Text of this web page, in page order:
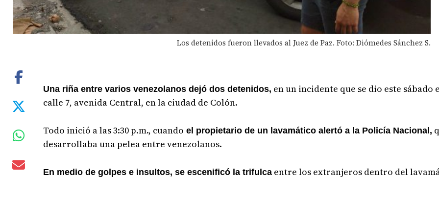
Los detenidos fueron llevados al Juez de Paz. Foto: Diómedes Sánchez S.
Una riña entre varios venezolanos dejó dos detenidos, en un incidente que se dio este sábado
calle 7, avenida Central, en la ciudad de Colón.
Todo inició a las 3:30 p.m., cuando el propietario de un lavamático alertó a la Policía Nacional,
desarrollaba una pelea entre venezolanos.
En medio de golpes e insultos, se escenificó la trifulca entre los extranjeros dentro del